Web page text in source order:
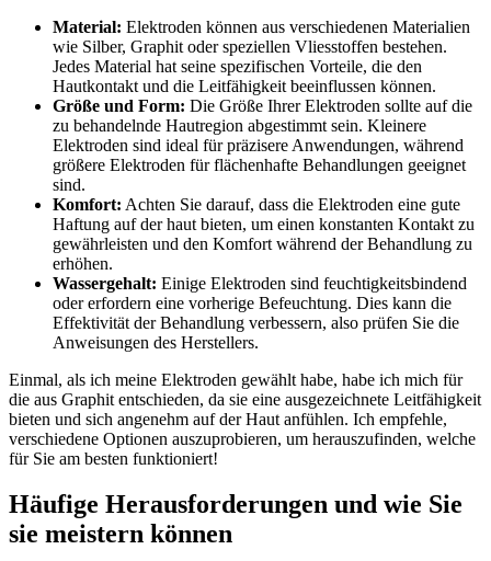
Material: Elektroden ​können aus⁤ verschiedenen Materialien⁣
wie Silber,⁢ Graphit oder speziellen Vliesstoffen bestehen.
Jedes Material ‌hat seine⁤ spezifischen Vorteile, die den
Hautkontakt und die⁢ Leitfähigkeit⁤ beeinflussen können.
Größe und Form: Die Größe Ihrer Elektroden sollte auf die
zu behandelnde Hautregion abgestimmt sein.‍ Kleinere ​
Elektroden sind ideal für präzisere Anwendungen,​ während​
größere Elektroden ​für flächenhafte Behandlungen geeignet​
sind.
Komfort: Achten Sie⁢ darauf, dass die Elektroden eine gute
Haftung auf der haut bieten, um einen konstanten‌ Kontakt zu
gewährleisten und ⁢den Komfort während⁢ der Behandlung ‌zu
erhöhen.
Wassergehalt: Einige Elektroden sind⁢ feuchtigkeitsbindend
⁣oder erfordern eine vorherige Befeuchtung. Dies ​kann die
Effektivität der Behandlung verbessern, ⁣also⁢ prüfen Sie die
Anweisungen des Herstellers.
Einmal, als ich meine ​Elektroden gewählt habe, ‍habe ich mich für
⁤die aus Graphit⁢ entschieden, ‍da sie eine ausgezeichnete Leitfähigkeit
bieten und⁣ sich⁢ angenehm auf⁢ der Haut anfühlen. Ich ‌empfehle,
verschiedene Optionen auszuprobieren, um herauszufinden, ​welche
für Sie am besten funktioniert!
Häufige Herausforderungen und wie Sie ​
sie⁣ meistern können